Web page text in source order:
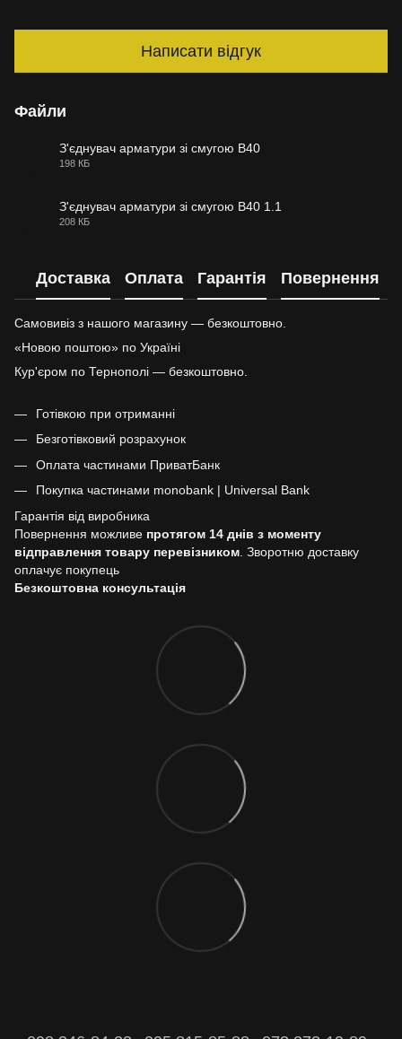
Написати відгук
Файли
З'єднувач арматури зі смугою В40
198 КБ
З'єднувач арматури зі смугою В40 1.1
208 КБ
Доставка Оплата Гарантія Повернення
Самовивіз з нашого магазину — безкоштовно.
«Новою поштою» по Україні
Кур'єром по Тернополі — безкоштовно.
Готівкою при отриманні
Безготівковий розрахунок
Оплата частинами ПриватБанк
Покупка частинами monobank | Universal Bank
Гарантія від виробника
Повернення можливе протягом 14 днів з моменту
відправлення товару перевізником . Зворотню доставку
оплачує покупець
Безкоштовна консультація